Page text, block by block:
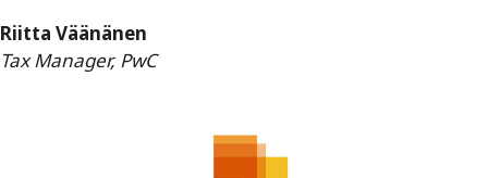
Riitta Väänänen
Tax Manager, PwC